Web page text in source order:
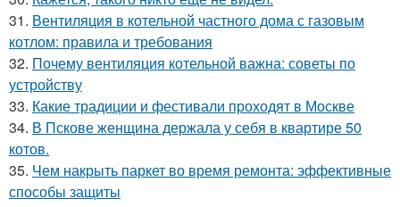
31. Вентиляция в котельной частного дома с газовым
котлом: правила и требования
32. Почему вентиляция котельной важна: советы по
устройству
33. Какие традиции и фестивали проходят в Москве
34. В Пскове женщина держала у себя в квартире 50
котов.
35. Чем накрыть паркет во время ремонта: эффективные
способы защиты